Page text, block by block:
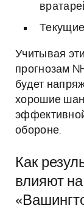
Учитывая
прогнозам
будет
хорошие
обороне.
Как
влияют